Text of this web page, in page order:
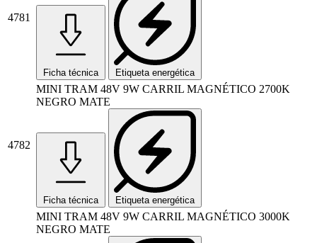
4781
Ficha técnica Etiqueta energética
4782
MINI TRAM 48V 9W CARRIL MAGNÉTICO 2700K
NEGRO MATE
Ficha técnica Etiqueta energética
MINI TRAM 48V 9W CARRIL MAGNÉTICO 3000K
NEGRO MATE